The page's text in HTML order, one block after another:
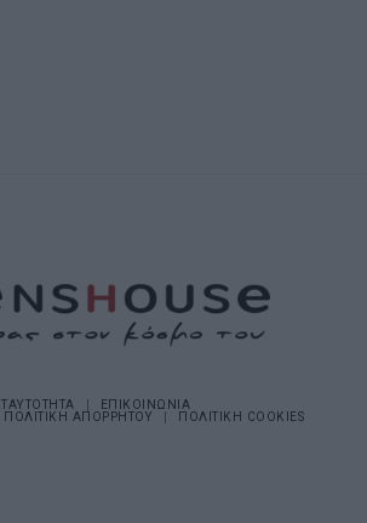
ΤΑΥΤΟΤΗΤΑ
ΕΠΙΚΟΙΝΩΝΙΑ
ΠΟΛΙΤΙΚΗ ΑΠΟΡΡΗΤΟΥ ΠΟΛΙΤΙΚΗ COOKIES